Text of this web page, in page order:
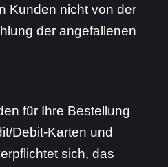
Kunden nicht von der
der angefallenen
für Ihre Bestellung
Debit-Karten und
sich, das